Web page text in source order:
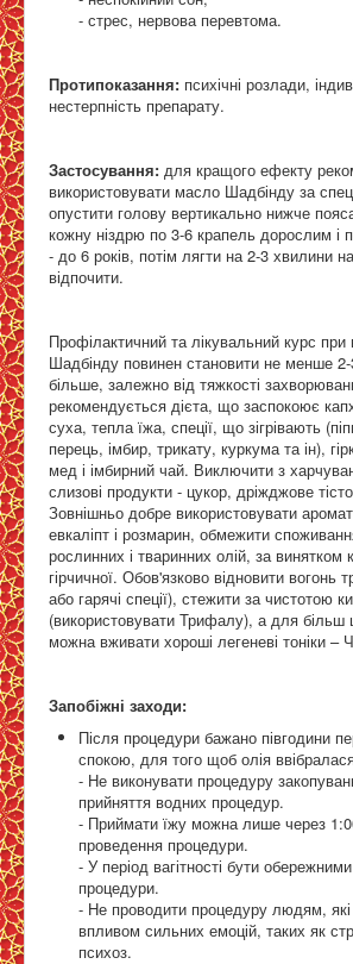
- стрес, нервова перевтома.
Протипоказання: психічні розлади,
нестерпність препарату.
Застосування: для кращого ефекту
використовувати масло Шадбінду за
опустити голову вертикально нижче
кожну ніздрю по 3-6 крапель дорослим і
- до 6 років, потім лягти на 2-3 хвилини
відпочити.
Профілактичний та лікувальний курс при
Шадбінду повинен становити не менше 2-
більше, залежно від тяжкості
рекомендується дієта, що заспокоює
суха, тепла їжа, спеції, що зігрівають
перець, імбир, трикату, куркума та ін),
мед і імбирний чай. Виключити з
слизові продукти - цукор, дріжджове
Зовнішньо добре використовувати
евкаліпт і розмарин, обмежити
рослинних і тваринних олій, за винятком
гірчичної. Обов'язково відновити вогонь
або гарячі спеції), стежити за чистотою
(використовувати Трифалу), а для більш
можна вживати хороші легеневі тоніки –
Запобіжні заходи:
Після процедури бажано півгодини
спокою, для того щоб олія
- Не виконувати процедуру
прийняття водних процедур.
- Приймати їжу можна лише через
проведення процедури.
- У період вагітності бути
процедури.
- Не проводити процедуру людям,
впливом сильних емоцій, таких як
психоз.